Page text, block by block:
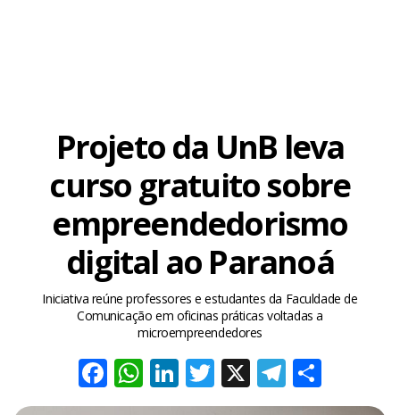
Projeto da UnB leva
curso gratuito sobre
empreendedorismo
digital ao Paranoá
Iniciativa reúne professores e estudantes da Faculdade de
Comunicação em oficinas práticas voltadas a
microempreendedores
Facebook
WhatsApp
LinkedIn
Twitter
X